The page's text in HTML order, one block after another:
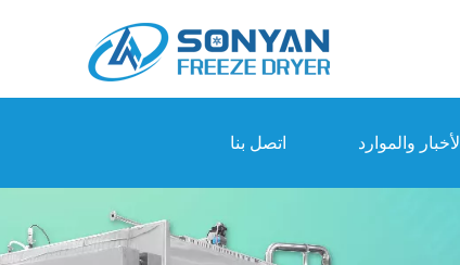
الأخبار والموارد اتصل بنا